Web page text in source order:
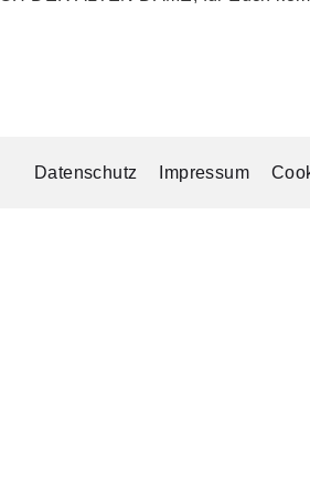
Datenschutz Impressum